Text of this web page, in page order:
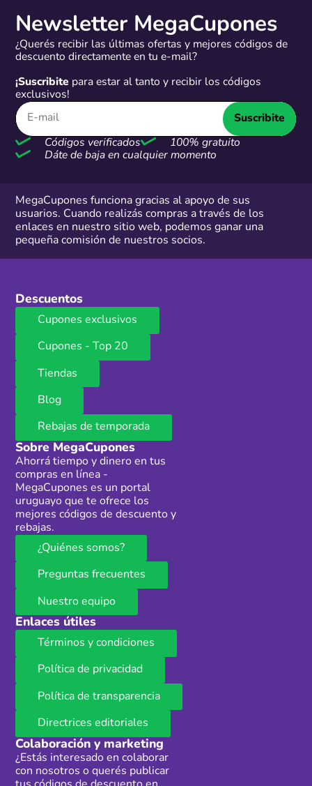
Newsletter MegaCupones
¿Querés recibir las últimas ofertas y mejores códigos de
descuento directamente en tu e-mail?
¡Suscribite para estar al tanto y recibir los códigos
exclusivos!
Suscribite
Códigos verificados
100% gratuito
Dáte de baja en cualquier momento
MegaCupones funciona gracias al apoyo de sus
usuarios. Cuando realizás compras a través de los
enlaces en nuestro sitio web, podemos ganar una
pequeña comisión de nuestros socios.
Descuentos
Cupones exclusivos
Cupones - Top 20
Tiendas
Blog
Rebajas de temporada
Sobre MegaCupones
Ahorrá tiempo y dinero en tus
compras en línea -
MegaCupones es un portal
uruguayo que te ofrece los
mejores códigos de descuento y
rebajas.
¿Quiénes somos?
Preguntas frecuentes
Nuestro equipo
Enlaces útiles
Términos y condiciones
Política de privacidad
Política de transparencia
Directrices editoriales
Colaboración y marketing
¿Estás interesado en colaborar
con nosotros o querés publicar